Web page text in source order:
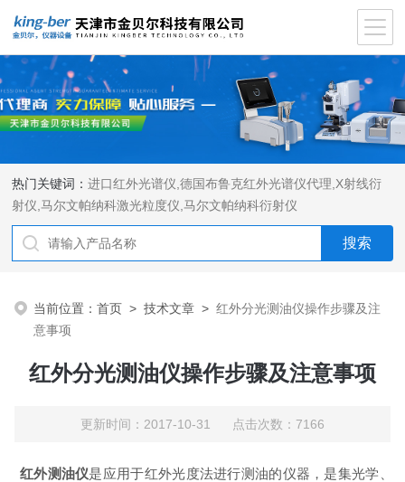
热门关键词：进口红外光谱仪 ,德国布鲁克红外光谱仪代理 X射线衍
射仪 ,马尔文帕纳科激光粒度仪 ,马尔文帕纳科衍射仪
当前位置：首页 >技术文章 >红外分光测油仪操作步骤及注
意事项
红外分光测油仪操作步骤及注意事项
更新时间：2017-10-31 点击次数：7166
红外测油仪是应用于红外光度法进行测油的仪器，是集光学、